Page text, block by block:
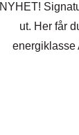
NYHET!
ut. Her får
energiklasse